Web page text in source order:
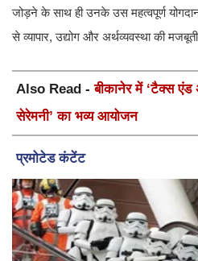
जोड़ने के साथ ही उनके उस महत्वपूर्ण
से व्यापार, उद्योग और अर्थव्यवस्था की
Also Read -बीकानेर में ‘टैक्स एंड
सेरेमनी’ का भव्य आयोजन